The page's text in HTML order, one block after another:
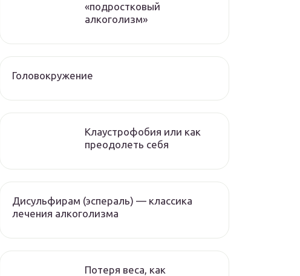
«подростковый
алкоголизм»
Головокружение
Клаустрофобия или как
преодолеть себя
Дисульфирам (эспераль) — классика
лечения алкоголизма
Потеря веса, как